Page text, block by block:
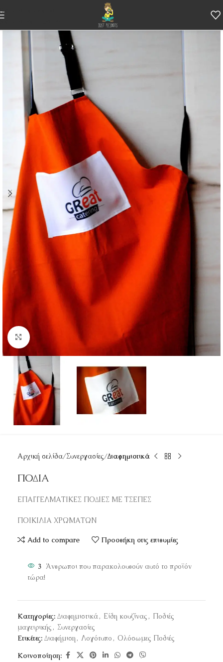
Skip to navigation
Skip to main content
Κάντε κλικ για μεγέθυνση
Αρχική σελίδα Συνεργασίες Διαφημιστικά
ΠΟΔΙΑ
ΕΠΑΓΓΕΛΜΑΤΙΚΕΣ ΠΟΔΙΕΣ ΜΕ ΤΣΕΠΕΣ
ΠΟΙΚΙΛΙΑ ΧΡΩΜΑΤΩΝ
Add to compare Προσθήκη στις επιθυμίες
3 Άνθρωποι που παρακολουθούν αυτό το προϊόν
τώρα!
Κατηγορίες: Διαφημιστικά, Είδη κουζίνας , Ποδιές
μαγειρικής , Συνεργασίες
Ετικέτες: Διαφήμιση , Λογότυπο , Ολόσωμες Ποδιές
Κοινοποίηση: